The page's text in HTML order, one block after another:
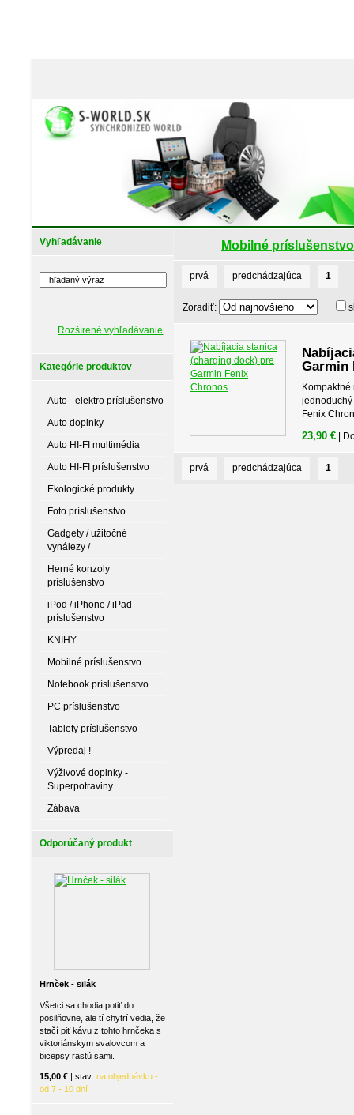
Vyhľadávanie
Rozšírené vyhľadávanie
Kategórie produktov
Auto - elektro príslušenstvo
Auto doplnky
Auto HI-FI multimédia
Auto HI-FI príslušenstvo
Ekologické produkty
Foto príslušenstvo
Gadgety / užitočné
vynálezy /
Herné konzoly
príslušenstvo
iPod / iPhone / iPad
príslušenstvo
KNIHY
Mobilné príslušenstvo
Notebook príslušenstvo
PC príslušenstvo
Tablety príslušenstvo
Výpredaj !
Výživové doplnky -
Superpotraviny
Zábava
Odporúčaný produkt
Hrnček - silák
Všetci sa chodia potiť do
posilňovne, ale tí chytrí vedia, že
stačí piť kávu z tohto hrnčeka s
viktoriánskym svalovcom a
bicepsy rastú sami.
15,00 € | stav: na objednávku -
od 7 - 10 dní
Mobilné príslušenstvo
prvá predchádzajúca 1
Zoradiť:
Garmin
Fenix
23,90 € |
prvá predchádzajúca 1